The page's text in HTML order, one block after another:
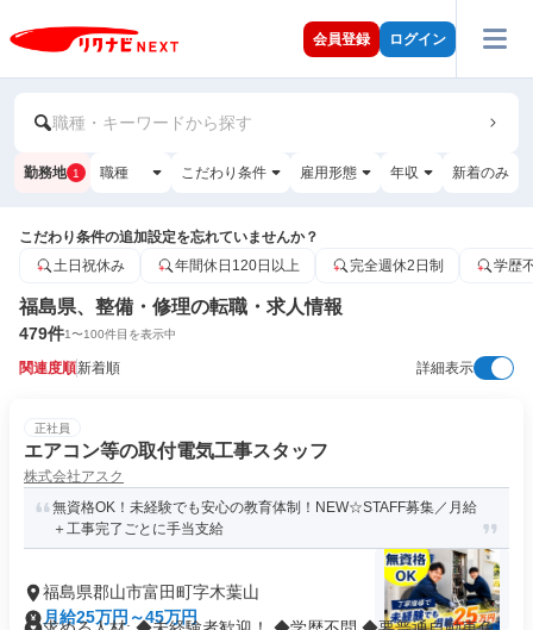
会員登録 ログイン
職種・キーワードから探す
勤務地 1 職種 こだわり条件 雇用形態 年収 新着のみ
こだわり条件の追加設定を忘れていませんか？
土日祝休み
年間休日120日以上 完全週休2日制 学歴
福島県、整備・修理の転職・求人情報
479件1〜100件目を表示中
関連度順新着順 詳細表示
正社員
エアコン等の取付電気工事スタッフ
株式会社アスク
無資格OK！未経験でも安心の教育体制！NEW☆STAFF募集／月給
＋工事完了ごとに手当支給
福島県郡山市富田町字木葉山
月給25万円～45万円